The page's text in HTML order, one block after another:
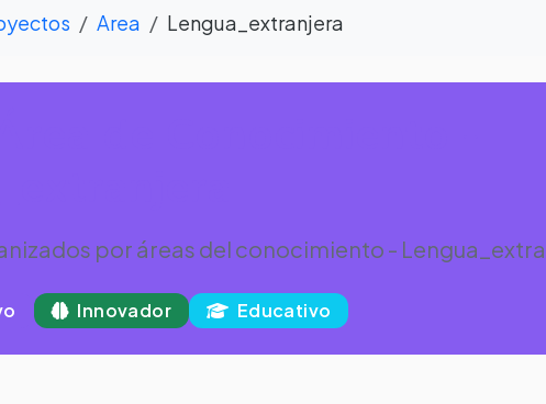
Area Lengua_extranjera
por áreas del conocimiento -
Innovador Educativo